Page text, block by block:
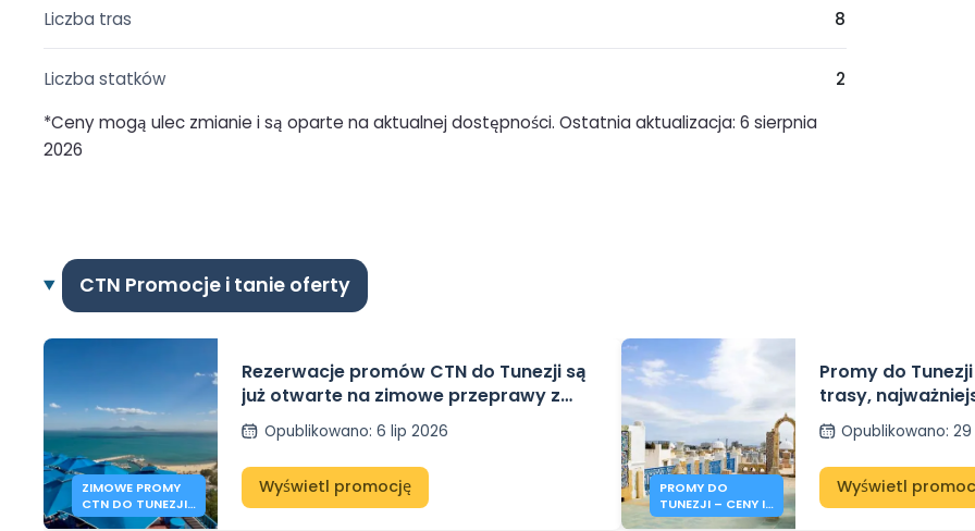
Liczba tras 8
Liczba statków
2
*Ceny mogą ulec zmianie i są oparte na aktualnej dostępności. Ostatnia aktualizacja: 6 sierpnia
2026
CTN Promocje i tanie oferty
ZIMOWE PROMY
CTN DO TUNEZJI
Z MARSYLII I GENUI
Rezerwacje promów CTN do Tunezji są
już otwarte na zimowe przeprawy z
Marsylii i Genui
Opublikowano: 6 lip 2026
Wyświetl promocję
PROMY DO
TUNEZJI – CENY I
INFORMACJE NA
Promy do
trasy,
trendy cenowe
Opublikowano:
Wyświetl